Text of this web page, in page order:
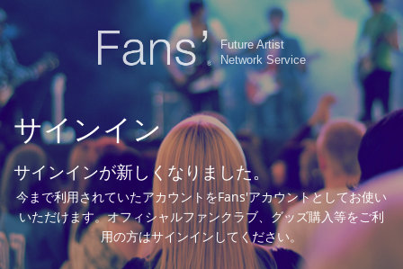
Future Artist
Network Service
サインイン
サインインが新しくなりました。
今まで利用されていたアカウントをFans'アカウントとしてお使い
いただけます。オフィシャルファンクラブ、グッズ購入等をご利
用の方はサインインしてください。